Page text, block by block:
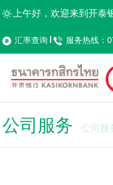
上午好，欢迎来到开泰
汇率查询 服务热线：
公司服务 公司服